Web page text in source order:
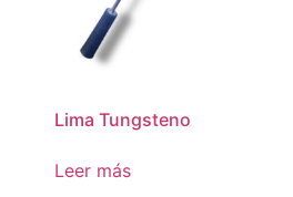
Lima Tungsteno
Leer más